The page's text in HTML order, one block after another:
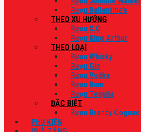
Rượu Ballantine’s
THEO XU HƯỚNG
Rượu X.O
Rượu King Arthur
THEO LOẠI
Rượu Whisky
Rượu Gin
Rượu Vodka
Rượu Rum
Rượu Tequila
ĐẶC BIỆT
Rượu Brandy Cognac
PHỤ KIỆN